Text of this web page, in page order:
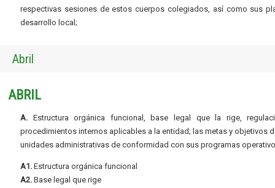
respectivas sesiones de estos cuerpos colegiados, así como sus
desarrollo local;
Abril
ABRIL
A. Estructura orgánica funcional, base legal que la rige,
procedimientos internos aplicables a la entidad; las metas y objetivos
unidades administrativas de conformidad con sus programas
A1. Estructura orgánica funcional
A2. Base legal que rige